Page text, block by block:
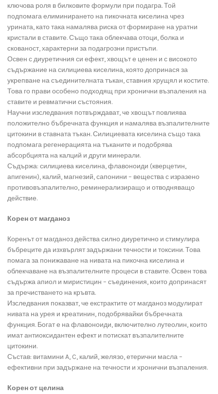
ключова роля в билковите формули при подагра. Той
подпомага елиминирането на пикочната киселина чрез
урината, като така намалява риска от формиране на уратни
кристали в ставите. Също така облекчава отоци, болка и
скованост, характерни за подагрозни пристъпи.
Освен с диуретичния си ефект, хвощът е ценен и с високото
съдържание на силициева киселина, която допринася за
укрепване на съединителната тъкан, ставния хрущял и костите.
Това го прави особено подходящ при хронични възпаления на
ставите и ревматични състояния.
Научни изследвания потвърждават, че хвощът повлиява
положително бъбречната функция и намалява възпалителните
цитокини в ставната тъкан. Силициевата киселина също така
подпомага регенерацията на тъканите и подобрява
абсорбцията на калций и други минерали.
Съдържа: силициева киселина, флавоноиди (кверцетин,
апигенин), калий, магнезий, сапонини – вещества с изразено
противовъзпалително, реминерализиращо и отводняващо
действие.
Корен от магданоз
Коренът от магданоз действа силно диуретично и стимулира
бъбреците да изхвърлят задържани течности и токсини. Това
помага за понижаване на нивата на пикочна киселина и
облекчаване на възпалителните процеси в ставите. Освен това
съдържа апиол и миристицин – съединения, които допринасят
за пречистването на кръвта.
Изследвания показват, че екстрактите от магданоз модулират
нивата на урея и креатинин, подобрявайки бъбречната
функция. Богат е на флавоноиди, включително лутеолин, които
имат антиоксидантен ефект и потискат възпалителните
цитокини.
Състав: витамини A, C, калий, желязо, етерични масла –
ефективни при задържане на течности и хронични възпаления.
Корен от целина